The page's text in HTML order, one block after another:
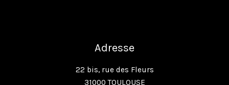
Adresse
22 bis, rue des Fleurs
31000 TOULOUSE